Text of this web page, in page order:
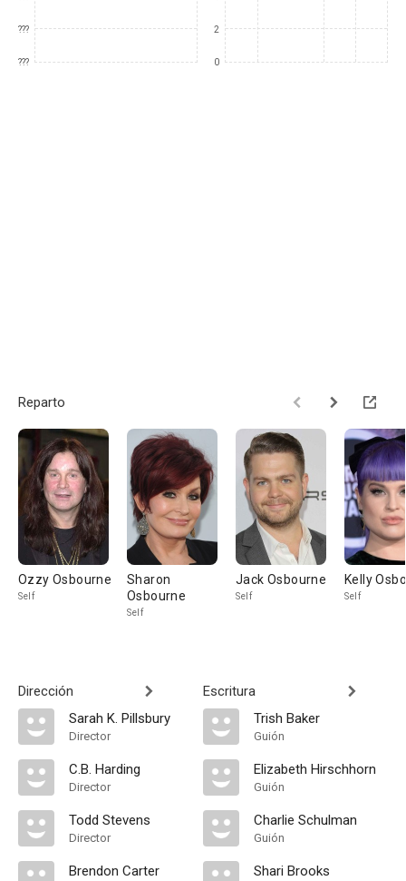
???
???
2
0
Reparto
Ozzy Osbourne
Self
Sharon
Osbourne
Self
Jack Osbourne
Self
Kelly
Self
Dirección
Sarah K. Pillsbury
Director
C.B. Harding
Director
Todd Stevens
Director
Brendon Carter
Escritura
Trish Baker
Guión
Elizabeth Hirschhorn
Guión
Charlie Schulman
Guión
Shari Brooks